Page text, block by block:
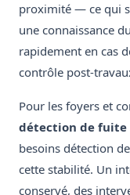
proximité — ce qui
une connaissance
rapidement en cas
contrôle post-
Pour les foyers et
détection de fuite
besoins détection
cette stabilité. Un
conservé, des